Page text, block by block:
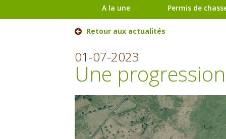
A la une Permis de
Retour aux actualités
01-07-2023
Une